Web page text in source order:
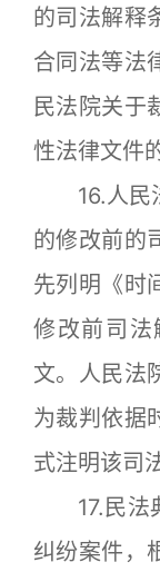
的司法解释
合同法等法
民法院关于
性法律文件
16.人民法
的修改前的
先列明《时
修改前司法
文。人民法
为裁判依据
式注明该司
17.民法典
纠纷案件，